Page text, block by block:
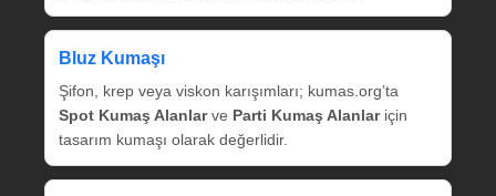
Bluz Kumaşı
Şifon, krep veya viskon karışımları; kumas.org’ta
Spot Kumaş Alanlarve Parti Kumaş Alanlariçin
tasarım kumaşı olarak değerlidir.